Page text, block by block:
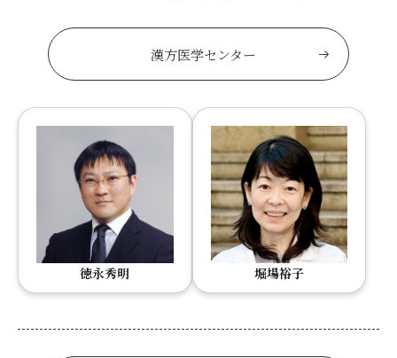
漢方医学センター
徳永秀明 堀場裕子